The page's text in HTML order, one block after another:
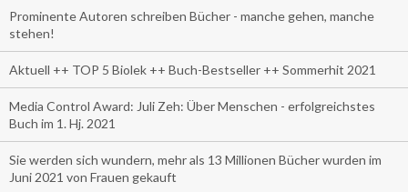
Prominente Autoren schreiben Bücher - manche gehen, manche
stehen!
Aktuell ++ TOP 5 Biolek ++ Buch-Bestseller ++ Sommerhit 2021
Media Control Award: Juli Zeh: Über Menschen - erfolgreichstes
Buch im 1. Hj. 2021
Sie werden sich wundern, mehr als 13 Millionen Bücher wurden im
Juni 2021 von Frauen gekauft